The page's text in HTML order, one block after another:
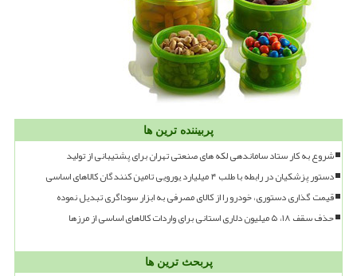
پربیننده ترین ها
شروع به کار ستاد ساماندهی لکه های صنعتی تهران برای پشتیبانی از تولید
دستور پزشکیان در رابطه با طلب ۴ میلیارد یورویی تامین کنندگان کالاهای اساسی
قیمت گذاری دستوری، خودرو را از کالای مصرفی به ابزار سوداگری تبدیل نموده
حذف سقف ۱۸، ۵ میلیون دلاری استانی برای واردات کالاهای اساسی از مرزها
پربحث ترین ها